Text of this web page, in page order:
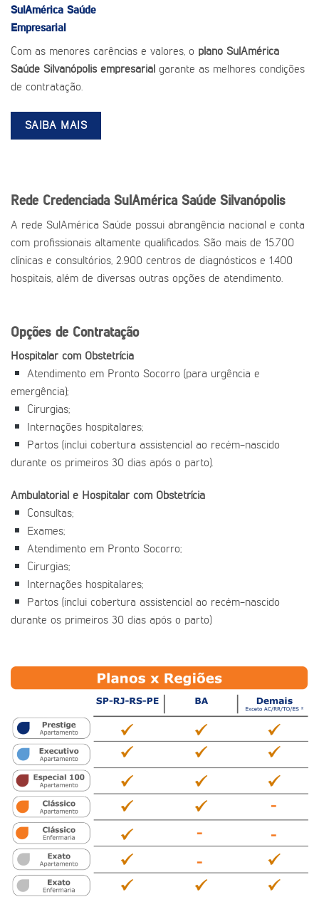
SulAmérica Saúde
Empresarial
Com as menores carências e valores, o plano SulAmérica
Saúde Silvanópolis empresarial garante as melhores condições
de contratação.
SAIBA MAIS
Rede Credenciada SulAmérica Saúde Silvanópolis
A rede SulAmérica Saúde possui abrangência nacional e conta
com profissionais altamente qualificados. São mais de 15.700
clínicas e consultórios, 2.900 centros de diagnósticos e 1.400
hospitais, além de diversas outras opções de atendimento.
Opções de Contratação
Hospitalar com Obstetrícia
Atendimento em Pronto Socorro (para urgência e
emergência);
Cirurgias;
Internações hospitalares;
Partos (inclui cobertura assistencial ao recém-nascido
durante os primeiros 30 dias após o parto).
Ambulatorial e Hospitalar com Obstetrícia
Consultas;
Exames;
Atendimento em Pronto Socorro;
Cirurgias;
Internações hospitalares;
Partos (inclui cobertura assistencial ao recém-nascido
durante os primeiros 30 dias após o parto)